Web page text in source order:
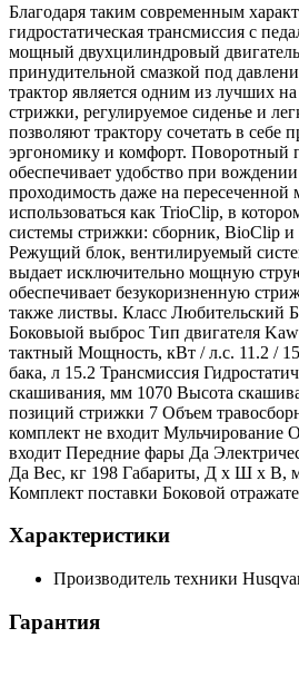
Благодаря таким современным
гидростатическая трансмиссия с
мощный двухцилиндровый
принудительной смазкой под
трактор является одним из лучших
стрижки, регулируемое сиденье и
позволяют трактору сочетать в себе
эргономику и комфорт. Поворотный
обеспечивает удобство при
проходимость даже на
использоваться как TrioClip, в
системы стрижки: cборник, BioClip и
Режущий блок, вентилируемый
выдает исключительно мощную
обеспечивает безукоризненную
также листвы. Класс Любительский
Боковыой выброс Тип двигателя
тактный Мощность, кВт / л.с. 11.2 /
бака, л 15.2 Трансмиссия
скашивания, мм 1070 Высота
позиций стрижки 7 Объем
комплект не входит Мульчирование
входит Передние фары Да
Да Вес, кг 198 Габариты, Д х Ш х В,
Комплект поставки Боковой
Характеристики
Производитель техники
Гарантия